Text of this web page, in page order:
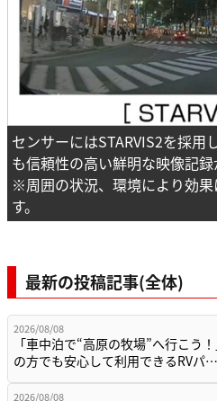
センサーにはSTARVIS2を採用
も信頼性の高い鮮明な映像記録
※周囲の状況、環境により効果
す。
最新の投稿記事(全体)
2026/08/08
「車中泊で“高原の牧場”へ行こう
の方でも安心して利用できるRVパ…
2026/08/08